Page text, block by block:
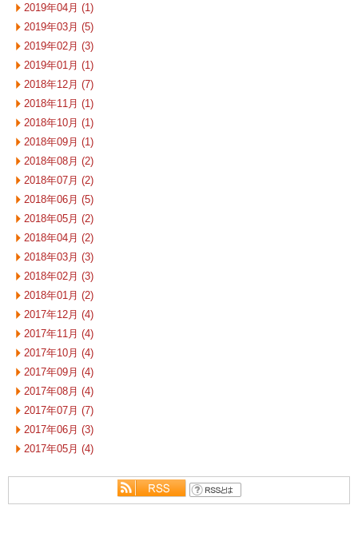
2019年04月 (1)
2019年03月 (5)
2019年02月 (3)
2019年01月 (1)
2018年12月 (7)
2018年11月 (1)
2018年10月 (1)
2018年09月 (1)
2018年08月 (2)
2018年07月 (2)
2018年06月 (5)
2018年05月 (2)
2018年04月 (2)
2018年03月 (3)
2018年02月 (3)
2018年01月 (2)
2017年12月 (4)
2017年11月 (4)
2017年10月 (4)
2017年09月 (4)
2017年08月 (4)
2017年07月 (7)
2017年06月 (3)
2017年05月 (4)